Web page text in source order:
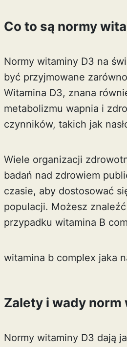
Co to są normy
Normy witaminy D3 na
być przyjmowane
Witamina D3, znana
metabolizmu wapnia i
czynników, takich jak
Wiele organizacji
badań nad zdrowiem
czasie, aby dostosować
populacji. Możesz
przypadku witamina B
witamina b complex jaka
Zalety i wady norm
Normy witaminy D3 dają